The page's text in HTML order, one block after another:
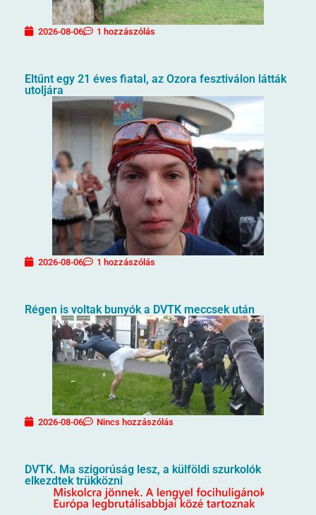
2026-08-06 1 hozzászólás
Eltűnt egy 21 éves fiatal, az Ozora fesztiválon látták
utoljára
2026-08-06 1 hozzászólás
Régen is voltak bunyók a DVTK meccsek után
2026-08-06 Nincs hozzászólás
DVTK. Ma szigorúság lesz, a külföldi szurkolók
elkezdtek trükközni